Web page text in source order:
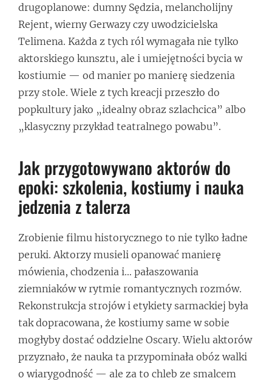
drugoplanowe: dumny Sędzia, melancholijny
Rejent, wierny Gerwazy czy uwodzicielska
Telimena. Każda z tych ról wymagała nie tylko
aktorskiego kunsztu, ale i umiejętności bycia w
kostiumie — od manier po manierę siedzenia
przy stole. Wiele z tych kreacji przeszło do
popkultury jako „idealny obraz szlachcica” albo
„klasyczny przykład teatralnego powabu”.
Jak przygotowywano aktorów do
epoki: szkolenia, kostiumy i nauka
jedzenia z talerza
Zrobienie filmu historycznego to nie tylko ładne
peruki. Aktorzy musieli opanować manierę
mówienia, chodzenia i… pałaszowania
ziemniaków w rytmie romantycznych rozmów.
Rekonstrukcja strojów i etykiety sarmackiej była
tak dopracowana, że kostiumy same w sobie
mogłyby dostać oddzielne Oscary. Wielu aktorów
przyznało, że nauka ta przypominała obóz walki
o wiarygodność — ale za to chleb ze smalcem